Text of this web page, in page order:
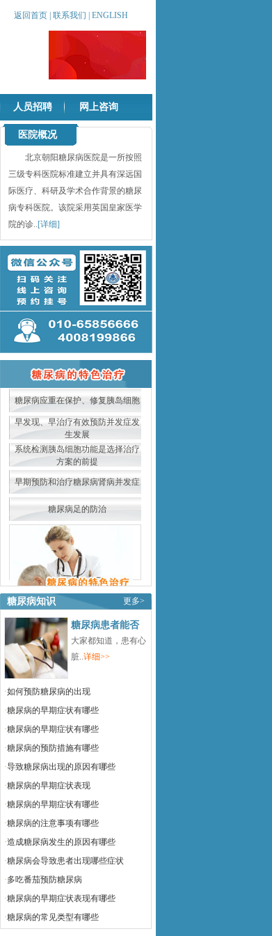
返回首页 联系我们 ENGLISH
人员招聘 网上咨询
医院概况
北京朝阳糖尿病医院是一所按照
三级专科医院标准建立并具有深远国
际医疗、科研及学术合作背景的糖尿
病专科医院。该院采用英国皇家医学
院的诊..[详细]
糖尿病应重在保护、修复胰岛细胞
早发现、早治疗有效预防并发症发
生发展
系统检测胰岛细胞功能是选择治疗
方案的前提
早期预防和治疗糖尿病肾病并发症
糖尿病足的防治
糖尿病知识 更多>
糖尿病患者能否
大家都知道，患有心
脏..详细>>
·如何预防糖尿病的出现
·糖尿病的早期症状有哪些
·糖尿病的早期症状有哪些
·糖尿病的预防措施有哪些
·导致糖尿病出现的原因有哪些
·糖尿病的早期症状表现
·糖尿病的早期症状有哪些
·糖尿病的注意事项有哪些
·造成糖尿病发生的原因有哪些
·糖尿病会导致患者出现哪些症状
·多吃番茄预防糖尿病
·糖尿病的早期症状表现有哪些
·糖尿病的常见类型有哪些